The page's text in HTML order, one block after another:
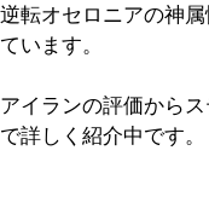
逆転オセロニアの神
ています。
アイランの評価から
で詳しく紹介中です。